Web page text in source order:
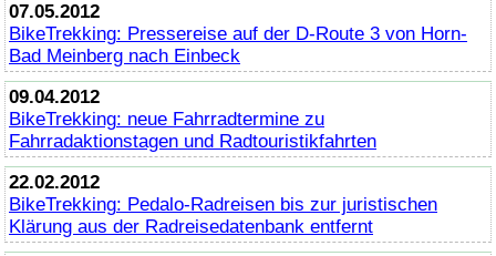
07.05.2012
BikeTrekking: Pressereise auf der D-Route 3 von Horn-
Bad Meinberg nach Einbeck
09.04.2012
BikeTrekking: neue Fahrradtermine zu
Fahrradaktionstagen und Radtouristikfahrten
22.02.2012
BikeTrekking: Pedalo-Radreisen bis zur juristischen
Klärung aus der Radreisedatenbank entfernt